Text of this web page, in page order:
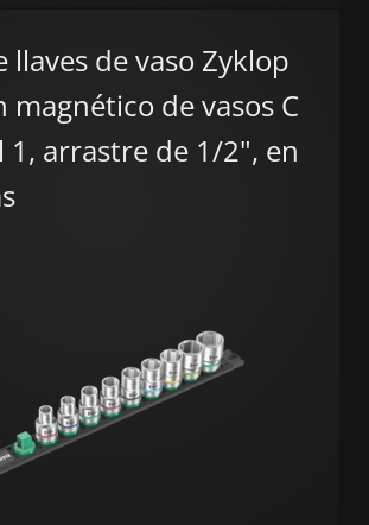
llaves de vaso Zyklop
magnético de vasos C
1, arrastre de 1/2", en